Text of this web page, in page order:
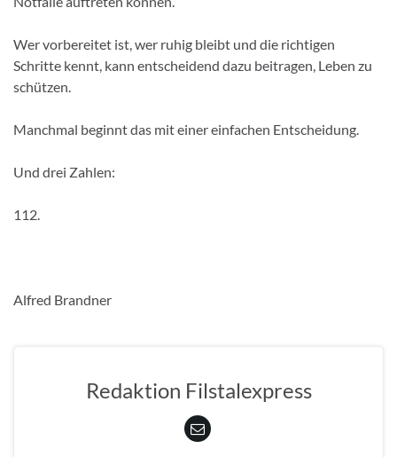
Wer vorbereitet ist, wer ruhig bleibt und die richtigen
Schritte kennt, kann entscheidend dazu beitragen, Leben zu
schützen.
Manchmal beginnt das mit einer einfachen Entscheidung.
Und drei Zahlen:
112.
Alfred Brandner
Redaktion Filstalexpress